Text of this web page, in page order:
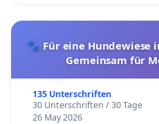
🐾 Für eine Hundewiese
Gemeinsam für
135 Unterschriften
30 Unterschriften / 30 Tage
26 May 2026